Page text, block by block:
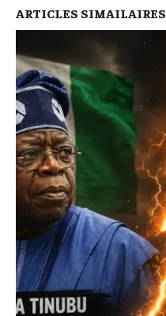
ARTICLES SIMAILAIRES